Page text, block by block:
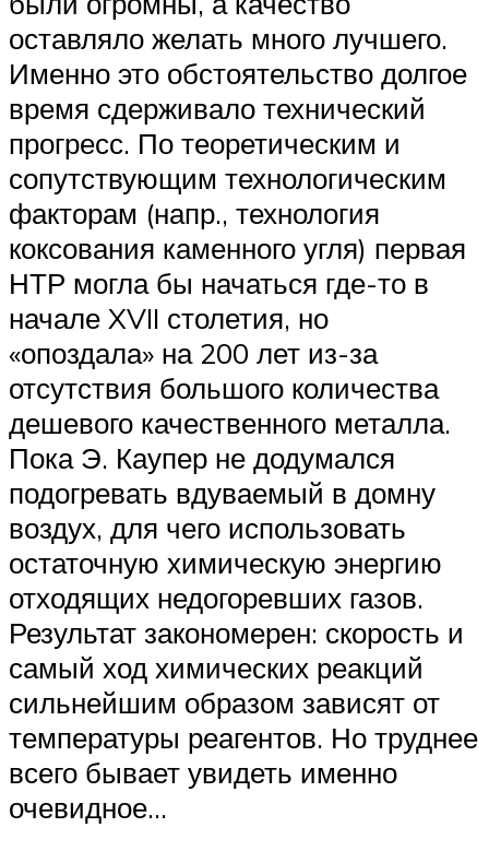
оставляло желать много лучшего.
Именно это обстоятельство долгое
время сдерживало технический
прогресс. По теоретическим и
сопутствующим технологическим
факторам (напр., технология
коксования каменного угля) первая
НТР могла бы начаться где-то в
начале XVII столетия, но
«опоздала» на 200 лет из-за
отсутствия большого количества
дешевого качественного металла.
Пока Э. Каупер не додумался
подогревать вдуваемый в домну
воздух, для чего использовать
остаточную химическую энергию
отходящих недогоревших газов.
Результат закономерен: скорость и
самый ход химических реакций
сильнейшим образом зависят от
температуры реагентов. Но труднее
всего бывает увидеть именно
очевидное…